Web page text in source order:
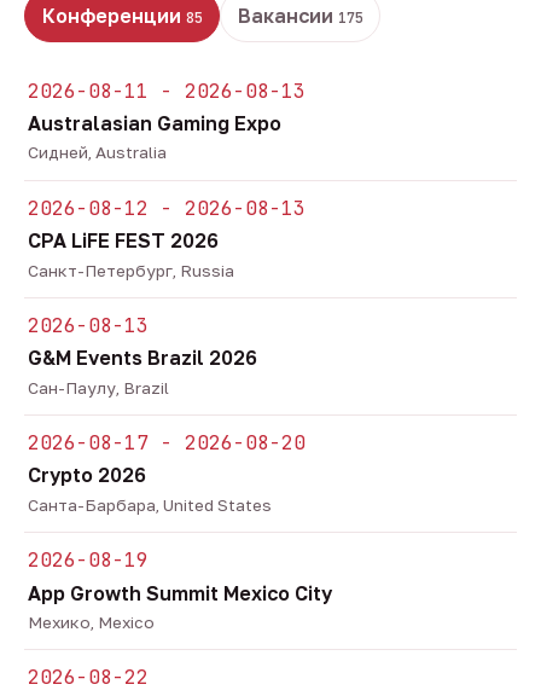
Конференции 85 Вакансии 175
2026-08-11 - 2026-08-13
Australasian Gaming Expo
Сидней, Australia
2026-08-12 - 2026-08-13
CPA LiFE FEST 2026
Санкт-Петербург, Russia
2026-08-13
G&M Events Brazil 2026
Сан-Паулу, Brazil
2026-08-17 - 2026-08-20
Crypto 2026
Санта-Барбара, United States
2026-08-19
App Growth Summit Mexico City
Мехико, Mexico
2026-08-22